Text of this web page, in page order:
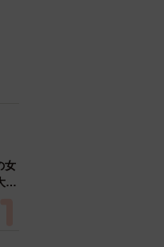
女
学